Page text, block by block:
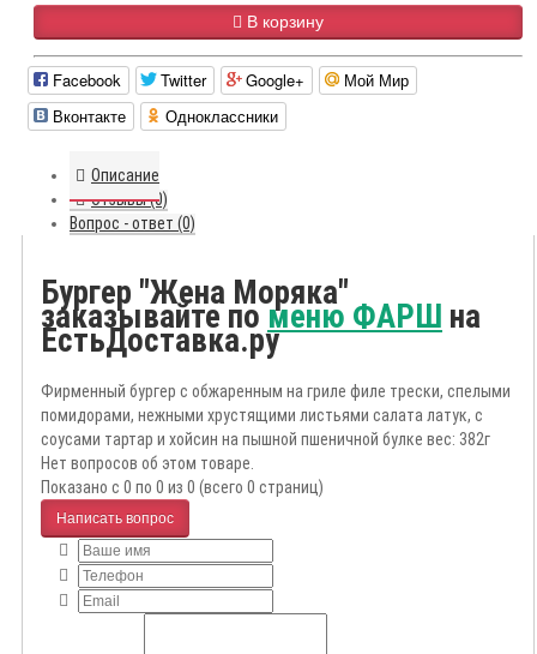
В корзину
Facebook Twitter Google+
Мой Мир
Вконтакте
Одноклассники
Описание
Отзывы (0)
Вопрос - ответ (0)
Бургер "Жена Моряка"
заказывайте поменю ФАРШ на
ЕстьДоставка.ру
Фирменный бургер с обжаренным на гриле филе трески, спелыми
помидорами, нежными хрустящими листьями салата латук, с
соусами тартар и хойсин на пышной пшеничной булке вес: 382г
Нет вопросов об этом товаре.
Показано с 0 по 0 из 0 (всего 0 страниц)
Написать вопрос